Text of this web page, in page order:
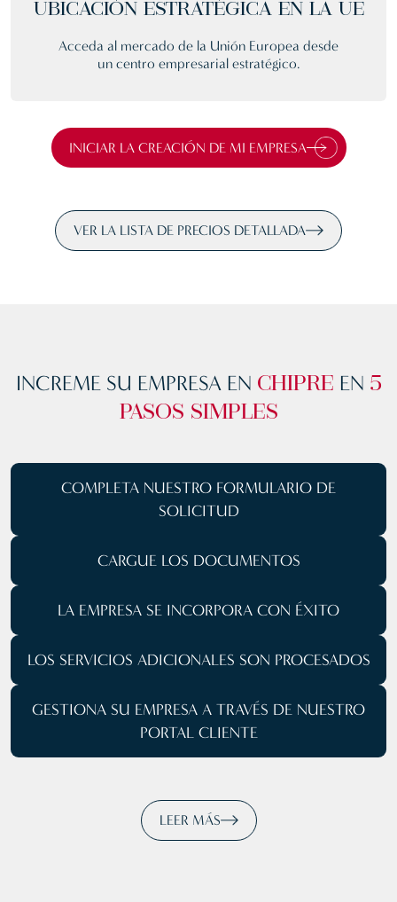
UBICACIÓN ESTRATÉGICA EN LA UE
Acceda al mercado de la Unión Europea desde
un centro empresarial estratégico.
INICIAR LA CREACIÓN DE MI EMPRESA
VER LA LISTA DE PRECIOS DETALLADA
INCREME SU EMPRESA EN CHIPRE EN 5
PASOS SIMPLES
COMPLETA NUESTRO FORMULARIO DE
SOLICITUD
CARGUE LOS DOCUMENTOS
LA EMPRESA SE INCORPORA CON ÉXITO
LOS SERVICIOS ADICIONALES SON PROCESADOS
GESTIONA SU EMPRESA A TRAVÉS DE NUESTRO
PORTAL CLIENTE
LEER MÁS